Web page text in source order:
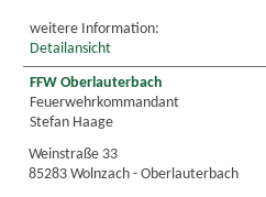
weitere Information:
Detailansicht
FFW Oberlauterbach
Feuerwehrkommandant
Stefan Haage
Weinstraße 33
85283 Wolnzach - Oberlauterbach